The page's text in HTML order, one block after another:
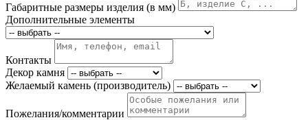
Габаритные размеры изделия (в мм)
Дополнительные элементы
Контакты
Декор камня
Желаемый камень (производитель)
Пожелания/комментарии